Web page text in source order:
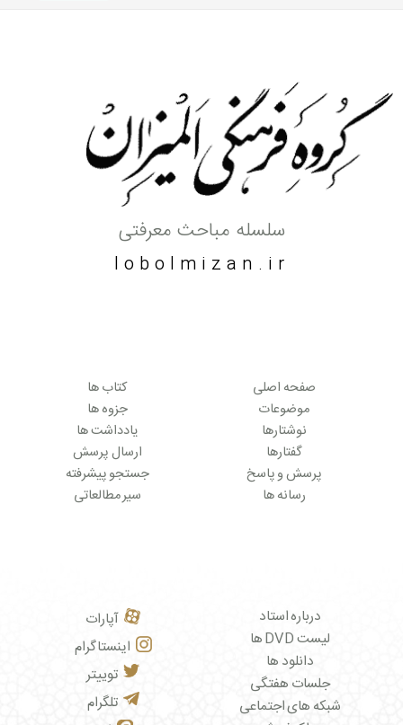
سلسله مباحث معرفتی
lobolmizan.ir
صفحه اصلی
موضوعات
نوشتارها
گفتارها
پرسش و پاسخ
رسانه ها
کتاب ها
جزوه ها
یادداشت ها
ارسال پرسش
جستجو پیشرفته
سیر مطالعاتی
درباره استاد
لیست DVD ها
دانلود ها
جلسات هفتگی
شبکه های اجتماعی
آپارات
اینستاگرام
توییتر
تلگرام